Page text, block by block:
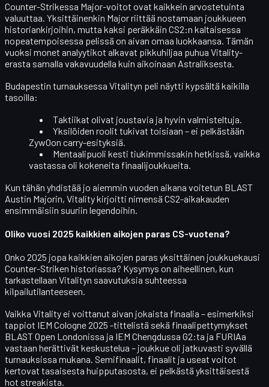
Counter-Strikessa Major-voitot ovat kaikkein arvostetuinta
valuuttaa. Yksittäinenkin Major riittää nostamaan joukkueen
historiankirjoihin, mutta kaksi peräkkäin CS2:n kaltaisessa
nopeatempoisessa pelissä on aivan omaa luokkaansa. Tämän
vuoksi monet analyytikot alkavat pikkuhiljaa puhua Vitality-
erasta samalla vakavuudella kuin aikoinaan Astraliksesta.
Budapestin turnauksessa Vitalityn peli näytti kypsältä kaikilla
tasoilla:
Taktiikat olivat joustavia ja hyvin valmisteltuja.
Yksilöiden roolit tukivat toisiaan – ei pelkästään
ZywOon carry-esityksiä.
Mentaalipuoli kesti tiukimmissakin hetkissä, vaikka
vastassa oli kokeneita finaalijoukkueita.
Kun tähän yhdistää jo aiemmin vuoden aikana voitetun BLAST
Austin Majorin, Vitality kirjoitti nimensä CS2-aikakauden
ensimmäisiin suuriin legendoihin.
Oliko vuosi 2025 kaikkien aikojen paras CS-vuotena?
Onko 2025 jopa kaikkien aikojen paras yksittäinen joukkuekausi
Counter-Striken historiassa? Kysymys on aiheellinen, kun
tarkastellaan Vitalityn saavutuksia suhteessa
kilpailutilanteeseen.
Vaikka Vitality ei voittanut aivan jokaista finaalia – esimerkiksi
tappiot IEM Cologne 2025 -tittelistä sekä finaalipettymykset
BLAST Open Londonissa ja IEM Chengdussa G2:ta ja FURIAa
vastaan herättivät keskustelua – joukkue oli jatkuvasti syvällä
turnauksissa mukana. Semifinaalit, finaalit ja useat voitot
kertovat tasaisesta huipputasosta, ei pelkästä yksittäisestä
hot streakista.